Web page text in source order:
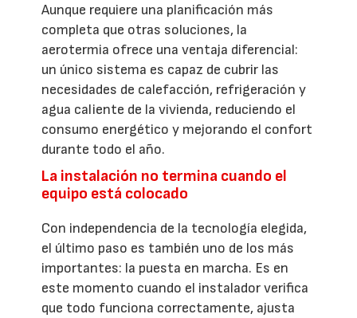
Aunque requiere una planificación más
completa que otras soluciones, la
aerotermia ofrece una ventaja diferencial:
un único sistema es capaz de cubrir las
necesidades de calefacción, refrigeración y
agua caliente de la vivienda, reduciendo el
consumo energético y mejorando el confort
durante todo el año.
La instalación no termina cuando el
equipo está colocado
Con independencia de la tecnología elegida,
el último paso es también uno de los más
importantes: la puesta en marcha. Es en
este momento cuando el instalador verifica
que todo funciona correctamente, ajusta